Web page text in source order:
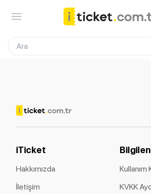
iTicket
Hakkımızda
İletişim
Kullanım
KVKK